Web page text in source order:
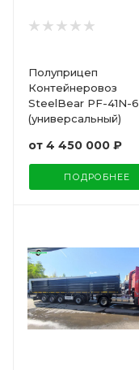
Полуприцеп
Контейнеровоз
SteelBear PF-41N-6
(универсальный)
от 4 450 000 ₽
ПОДРОБНЕЕ